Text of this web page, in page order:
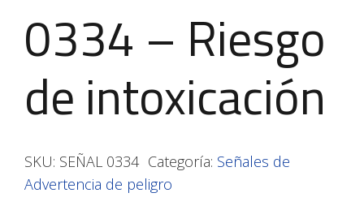
0334 – Riesgo
de intoxicación
SKU: SEÑAL 0334 Categoría: Señales de
Advertencia de peligro